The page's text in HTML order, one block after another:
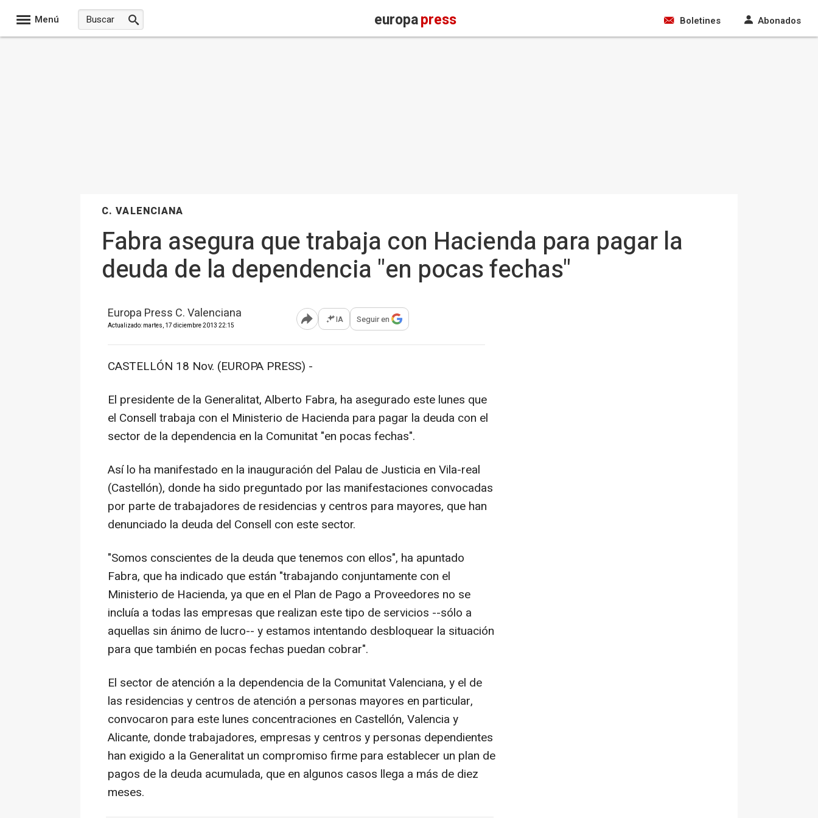
Menú europapress Boletines Abonados
C. VALENCIANA
Fabra asegura que trabaja con Hacienda para pagar la
deuda de la dependencia "en pocas fechas"
Europa Press C. Valenciana
Actualizado: martes, 17 diciembre 2013 22:15 Abrir opciones para compartir
IA Seguir en
CASTELLÓN 18 Nov. (EUROPA PRESS) -
El presidente de la Generalitat, Alberto Fabra, ha asegurado este lunes que
el Consell trabaja con el Ministerio de Hacienda para pagar la deuda con el
sector de la dependencia en la Comunitat "en pocas fechas".
Así lo ha manifestado en la inauguración del Palau de Justicia en Vila-real
(Castellón), donde ha sido preguntado por las manifestaciones convocadas
por parte de trabajadores de residencias y centros para mayores, que han
denunciado la deuda del Consell con este sector.
"Somos conscientes de la deuda que tenemos con ellos", ha apuntado
Fabra, que ha indicado que están "trabajando conjuntamente con el
Ministerio de Hacienda, ya que en el Plan de Pago a Proveedores no se
incluía a todas las empresas que realizan este tipo de servicios --sólo a
aquellas sin ánimo de lucro-- y estamos intentando desbloquear la situación
para que también en pocas fechas puedan cobrar".
El sector de atención a la dependencia de la Comunitat Valenciana, y el de
las residencias y centros de atención a personas mayores en particular,
convocaron para este lunes concentraciones en Castellón, Valencia y
Alicante, donde trabajadores, empresas y centros y personas dependientes
han exigido a la Generalitat un compromiso firme para establecer un plan de
pagos de la deuda acumulada, que en algunos casos llega a más de diez
meses.